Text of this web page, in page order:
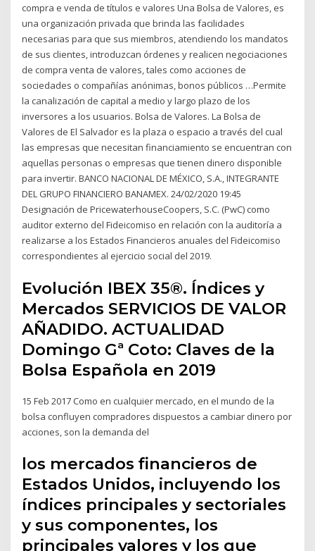
compra e venda de títulos e valores Una Bolsa de Valores, es
una organización privada que brinda las facilidades
necesarias para que sus miembros, atendiendo los mandatos
de sus clientes, introduzcan órdenes y realicen negociaciones
de compra venta de valores, tales como acciones de
sociedades o compañías anónimas, bonos públicos …Permite
la canalización de capital a medio y largo plazo de los
inversores a los usuarios. Bolsa de Valores. La Bolsa de
Valores de El Salvador es la plaza o espacio a través del cual
las empresas que necesitan financiamiento se encuentran con
aquellas personas o empresas que tienen dinero disponible
para invertir. BANCO NACIONAL DE MÉXICO, S.A., INTEGRANTE
DEL GRUPO FINANCIERO BANAMEX. 24/02/2020 19:45
Designación de PricewaterhouseCoopers, S.C. (PwC) como
auditor externo del Fideicomiso en relación con la auditoría a
realizarse a los Estados Financieros anuales del Fideicomiso
correspondientes al ejercicio social del 2019.
Evolución IBEX 35®. Índices y
Mercados SERVICIOS DE VALOR
AÑADIDO. ACTUALIDAD
Domingo Gª Coto: Claves de la
Bolsa Española en 2019
15 Feb 2017 Como en cualquier mercado, en el mundo de la
bolsa confluyen compradores dispuestos a cambiar dinero por
acciones, son la demanda del
los mercados financieros de
Estados Unidos, incluyendo los
índices principales y sectoriales
y sus componentes, los
principales valores y los que